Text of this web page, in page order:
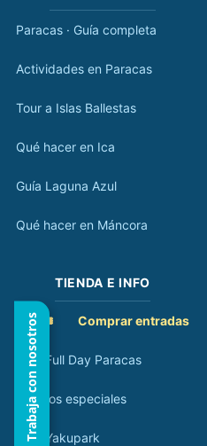
Paracas · Guía completa
Actividades en Paracas
Tour a Islas Ballestas
Qué hacer en Ica
Guía Laguna Azul
Qué hacer en Máncora
TIENDA E INFO
🎟️ Comprar entradas
Tour Full Day Paracas
Eventos especiales
Blog Yakupark
Trabaja con nosotros